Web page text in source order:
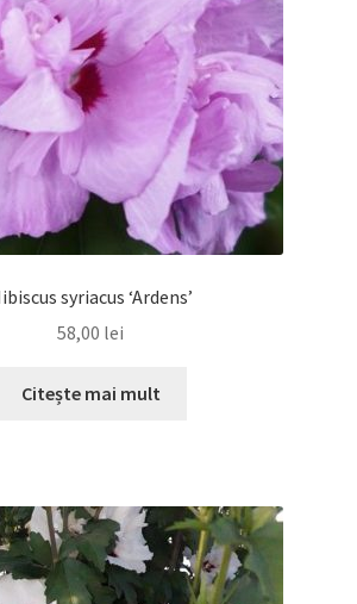
syriacus ‘Ardens’
58,00 lei
Citește mai mult